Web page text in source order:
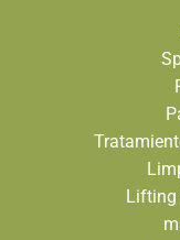
Lifting